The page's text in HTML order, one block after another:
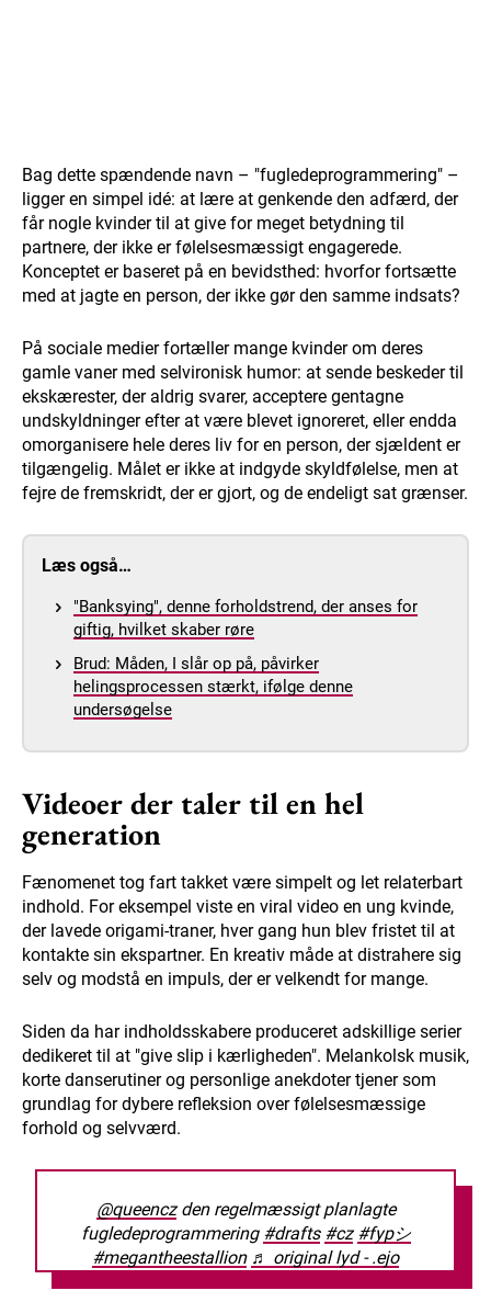
Bag dette spændende navn – "fugledeprogrammering" –
ligger en simpel idé: at lære at genkende den adfærd, der
får nogle kvinder til at give for meget betydning til
partnere, der ikke er følelsesmæssigt engagerede.
Konceptet er baseret på en bevidsthed: hvorfor fortsætte
med at jagte en person, der ikke gør den samme indsats?
På sociale medier fortæller mange kvinder om deres
gamle vaner med selvironisk humor: at sende beskeder til
ekskærester, der aldrig svarer, acceptere gentagne
undskyldninger efter at være blevet ignoreret, eller endda
omorganisere hele deres liv for en person, der sjældent er
tilgængelig. Målet er ikke at indgyde skyldfølelse, men at
fejre de fremskridt, der er gjort, og de endeligt sat grænser.
Læs også…
"Banksying", denne forholdstrend, der anses for
giftig, hvilket skaber røre
Brud: Måden, I slår op på, påvirker
helingsprocessen stærkt, ifølge denne
undersøgelse
Videoer der taler til en hel
generation
Fænomenet tog fart takket være simpelt og let relaterbart
indhold. For eksempel viste en viral video en ung kvinde,
der lavede origami-traner, hver gang hun blev fristet til at
kontakte sin ekspartner. En kreativ måde at distrahere sig
selv og modstå en impuls, der er velkendt for mange.
Siden da har indholdsskabere produceret adskillige serier
dedikeret til at "give slip i kærligheden". Melankolsk musik,
korte danserutiner og personlige anekdoter tjener som
grundlag for dybere refleksion over følelsesmæssige
forhold og selvværd.
@queenczden regelmæssigt planlagte
fugledeprogrammering #drafts #cz #fypシ
#megantheestallion ♬ original lyd - .ejo